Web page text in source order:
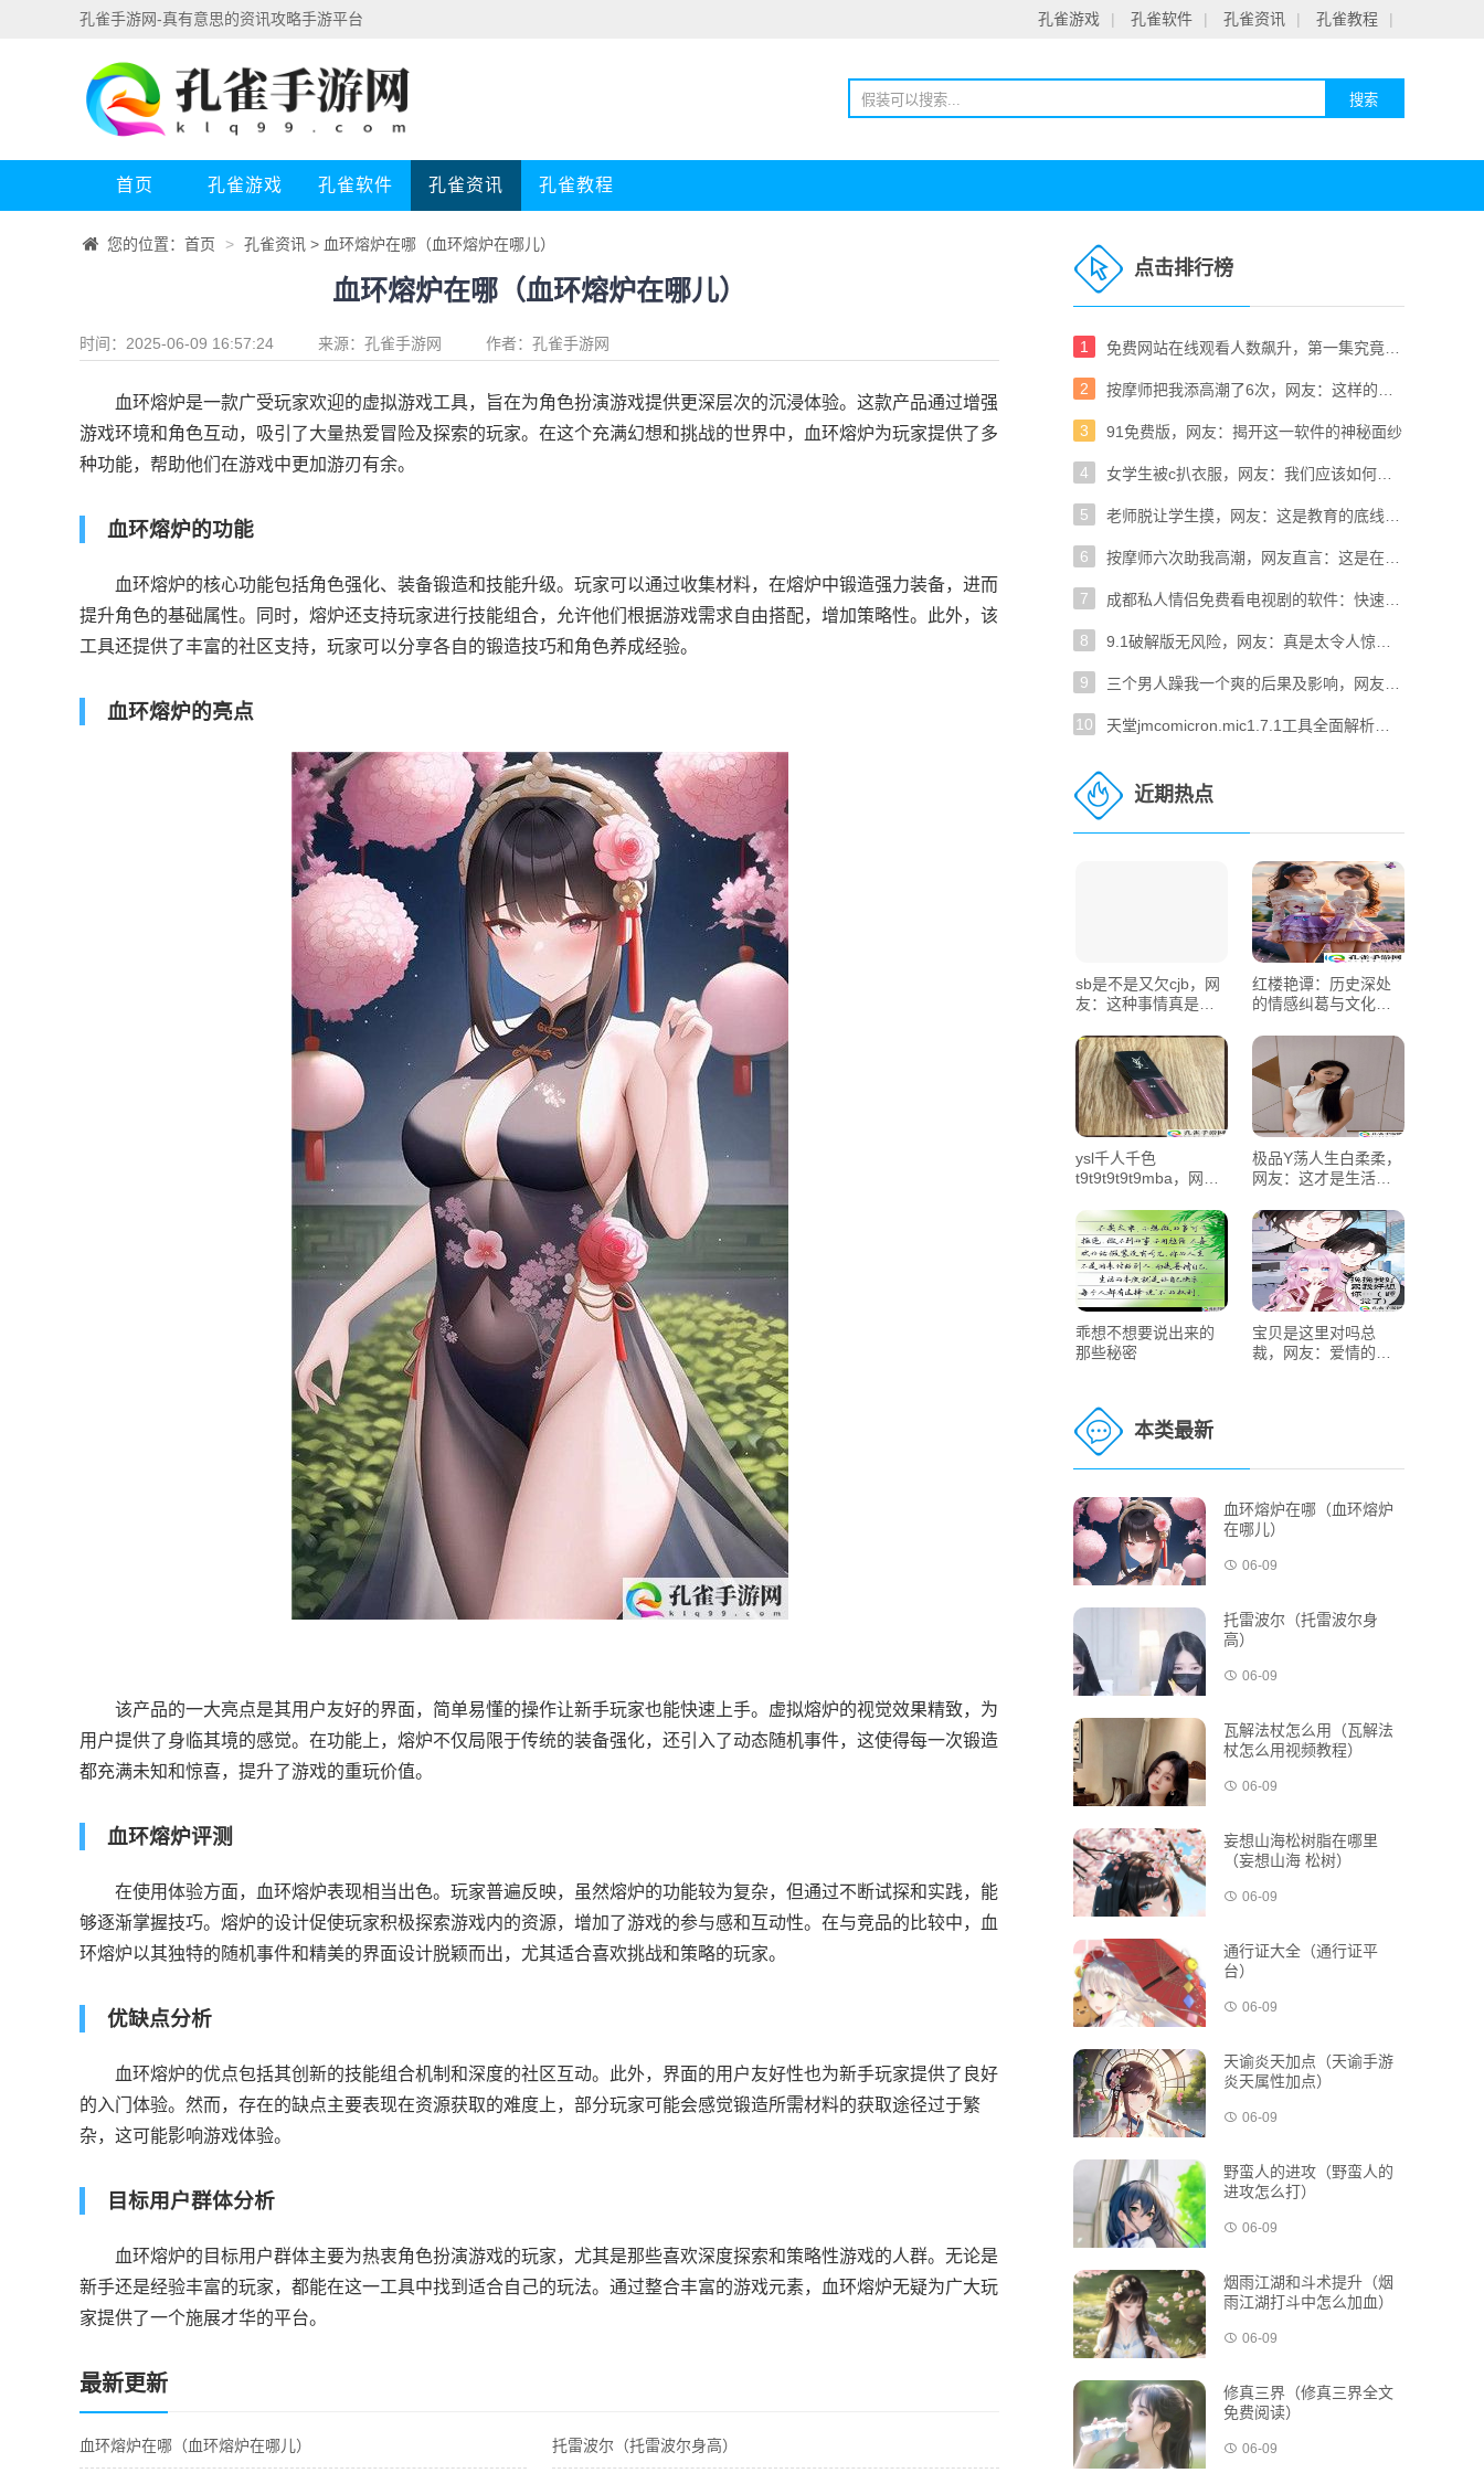
孔雀手游网-真有意思的资讯攻略手游平台 孔雀游戏 | 孔雀软件 | 孔雀资讯 | 孔雀教程 |
首页 孔雀游戏 孔雀软件 孔雀资讯 孔雀教程
您的位置： 首页 > 孔雀资讯 > 血环熔炉在哪（血环熔炉在哪儿）
血环熔炉在哪（血环熔炉在哪儿）
时间：2025-06-09 16:57:24 来源： 孔雀手游网 作者：孔雀手游网
血环熔炉是一款广受玩家欢迎的虚拟游戏工具，旨在为角色扮演游戏提供更深层次的沉浸体验。这款产品通过增强
游戏环境和角色互动，吸引了大量热爱冒险及探索的玩家。在这个充满幻想和挑战的世界中，血环熔炉为玩家提供了多
种功能，帮助他们在游戏中更加游刃有余。
血环熔炉的功能
血环熔炉的核心功能包括角色强化、装备锻造和技能升级。玩家可以通过收集材料，在熔炉中锻造强力装备，进而
提升角色的基础属性。同时，熔炉还支持玩家进行技能组合，允许他们根据游戏需求自由搭配，增加策略性。此外，该
工具还提供了丰富的社区支持，玩家可以分享各自的锻造技巧和角色养成经验。
血环熔炉的亮点
该产品的一大亮点是其用户友好的界面，简单易懂的操作让新手玩家也能快速上手。虚拟熔炉的视觉效果精致，为
用户提供了身临其境的感觉。在功能上，熔炉不仅局限于传统的装备强化，还引入了动态随机事件，这使得每一次锻造
都充满未知和惊喜，提升了游戏的重玩价值。
血环熔炉评测
在使用体验方面，血环熔炉表现相当出色。玩家普遍反映，虽然熔炉的功能较为复杂，但通过不断试探和实践，能
够逐渐掌握技巧。熔炉的设计促使玩家积极探索游戏内的资源，增加了游戏的参与感和互动性。在与竞品的比较中，血
环熔炉以其独特的随机事件和精美的界面设计脱颖而出，尤其适合喜欢挑战和策略的玩家。
优缺点分析
血环熔炉的优点包括其创新的技能组合机制和深度的社区互动。此外，界面的用户友好性也为新手玩家提供了良好
的入门体验。然而，存在的缺点主要表现在资源获取的难度上，部分玩家可能会感觉锻造所需材料的获取途径过于繁
杂，这可能影响游戏体验。
目标用户群体分析
血环熔炉的目标用户群体主要为热衷角色扮演游戏的玩家，尤其是那些喜欢深度探索和策略性游戏的人群。无论是
新手还是经验丰富的玩家，都能在这一工具中找到适合自己的玩法。通过整合丰富的游戏元素，血环熔炉无疑为广大玩
家提供了一个施展才华的平台。
最新更新
血环熔炉在哪（血环熔炉在哪儿） 托雷波尔（托雷波尔身高）
点击排行榜
1
2
3 91免费版，网友：揭开这一软件的神秘面纱
4
5
6
7
8
9
10
近期热点
sb是不是又欠cjb，网
友：这种事情真是有
红楼艳谭：历史深处
的情感纠葛与文化内
ysl千人千色
t9t9t9t9t9mba，网
的完美色彩！
极品Y荡人生白柔柔，
网友：这才是生活的
乖想不想要说出来的
那些秘密
宝贝是这里对吗总
裁，网友：爱情的甜
本类最新
血环熔炉在哪（血环熔炉
在哪儿）
06-09
托雷波尔（托雷波尔身
高）
06-09
瓦解法杖怎么用（瓦解法
杖怎么用视频教程）
06-09
妄想山海松树脂在哪里
（妄想山海 松树）
06-09
通行证大全（通行证平
台）
06-09
天谕炎天加点（天谕手游
炎天属性加点）
06-09
野蛮人的进攻（野蛮人的
进攻怎么打）
06-09
烟雨江湖和斗术提升（烟
雨江湖打斗中怎么加血）
06-09
修真三界（修真三界全文
免费阅读）
06-09